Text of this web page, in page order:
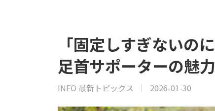
「固定しすぎないの
足首サポーターの魅
INFO 最新トピックス 2026-01-30